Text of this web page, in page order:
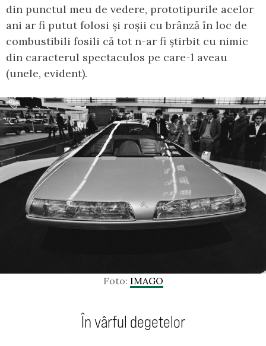
din punctul meu de vedere, prototipurile acelor
ani ar fi putut folosi și roșii cu brânză în loc de
combustibili fosili că tot n-ar fi știrbit cu nimic
din caracterul spectaculos pe care-l aveau
(unele, evident).
Foto: IMAGO
În vârful degetelor